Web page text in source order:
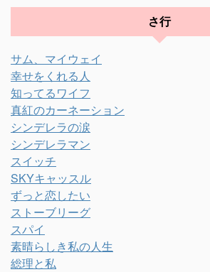
さ行
サム、マイウェイ
幸せをくれる人
知ってるワイフ
真紅のカーネーション
シンデレラの涙
シンデレラマン
スイッチ
SKYキャッスル
ずっと恋したい
ストーブリーグ
スパイ
素晴らしき私の人生
総理と私